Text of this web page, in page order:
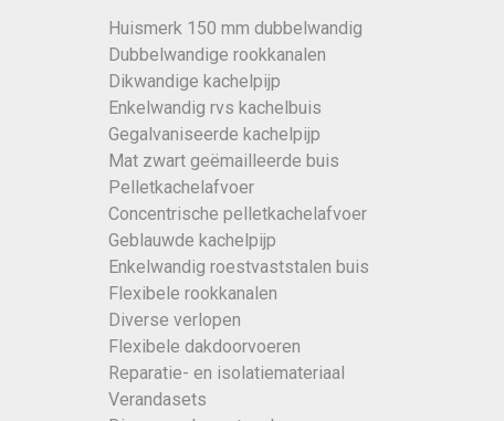
Huismerk 150 mm dubbelwandig
Dubbelwandige rookkanalen
Dikwandige kachelpijp
Enkelwandig rvs kachelbuis
Gegalvaniseerde kachelpijp
Mat zwart geëmailleerde buis
Pelletkachelafvoer
Concentrische pelletkachelafvoer
Geblauwde kachelpijp
Enkelwandig roestvaststalen buis
Flexibele rookkanalen
Diverse verlopen
Flexibele dakdoorvoeren
Reparatie- en isolatiemateriaal
Verandasets